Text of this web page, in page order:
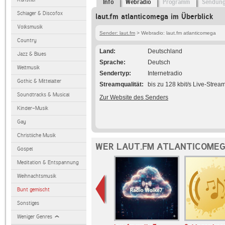
Schlager & Discofox
Volksmusik
Country
Jazz & Blues
Weltmusik
Gothic & Mittelalter
Soundtracks & Musical
Kinder-Musik
Gay
Christliche Musik
Gospel
Meditation & Entspannung
Weihnachtsmusik
Bunt gemischt
Sonstiges
Weniger Genres
Info Webradio Programm
laut.fm atlanticomega im Überblick
Sender: laut.fm > Webradio: laut.fm atlanticomega
Land
Deutschland
Sprache
Deutsch
Sendertyp
Internetradio
Streamqualität
bis zu 128 kbit/s Live-
Zur Website des Senders
WER LAUT.FM